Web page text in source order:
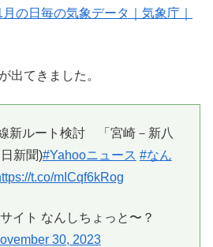
の日毎の気象データ｜気象庁｜
出てきました。
新ルート検討 「宮崎－新八
新聞)#Yahooニュース #なん
t.co/mICqf6kRog
イト なんしちょっと〜？
30, 2023